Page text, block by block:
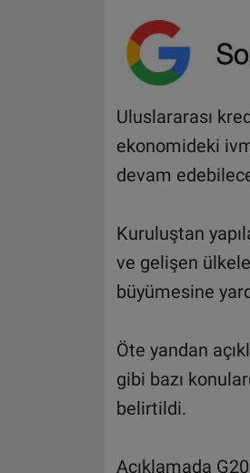
Uluslararası
ekonomideki
devam
Kuruluştan
ve gelişen
büyümesine
Öte yandan
gibi bazı
belirtildi.
Açıklamada